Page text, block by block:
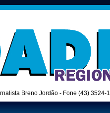
Breno Jordão - Fone (43) 3524-